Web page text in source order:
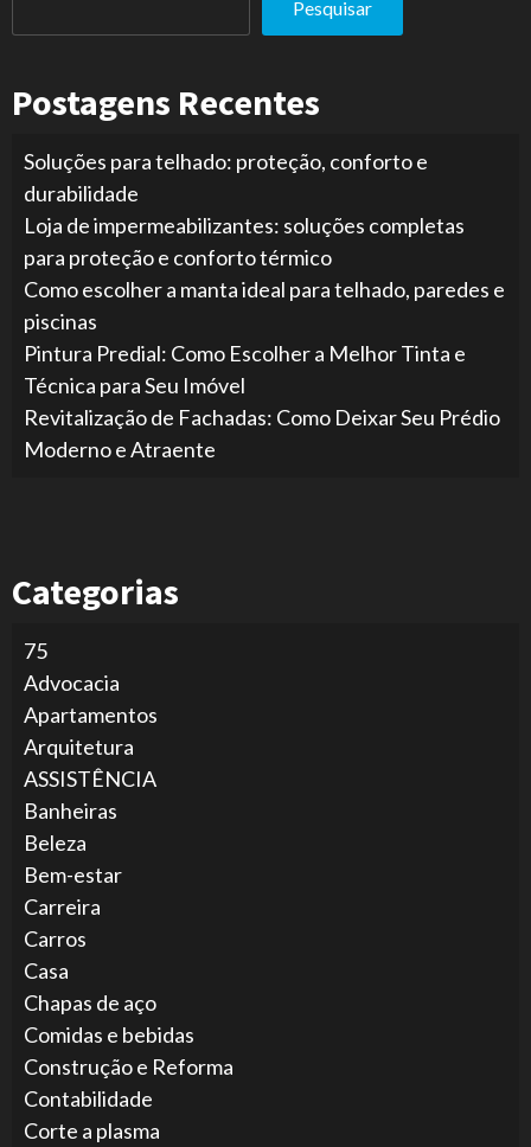
Pesquisar
Postagens Recentes
Soluções para telhado: proteção, conforto e
durabilidade
Loja de impermeabilizantes: soluções completas
para proteção e conforto térmico
Como escolher a manta ideal para telhado, paredes e
piscinas
Pintura Predial: Como Escolher a Melhor Tinta e
Técnica para Seu Imóvel
Revitalização de Fachadas: Como Deixar Seu Prédio
Moderno e Atraente
Categorias
75
Advocacia
Apartamentos
Arquitetura
ASSISTÊNCIA
Banheiras
Beleza
Bem-estar
Carreira
Carros
Casa
Chapas de aço
Comidas e bebidas
Construção e Reforma
Contabilidade
Corte a plasma